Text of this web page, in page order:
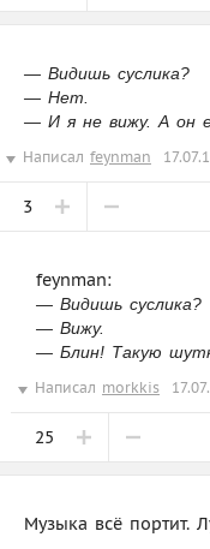
— Видишь суслика?
— Нет.
— И я не вижу. А он
Написал feynman
3
feynman:
— Видишь суслика?
— Вижу.
— Блин! Такую
Написал morkkis
25
Музыка всё портит.